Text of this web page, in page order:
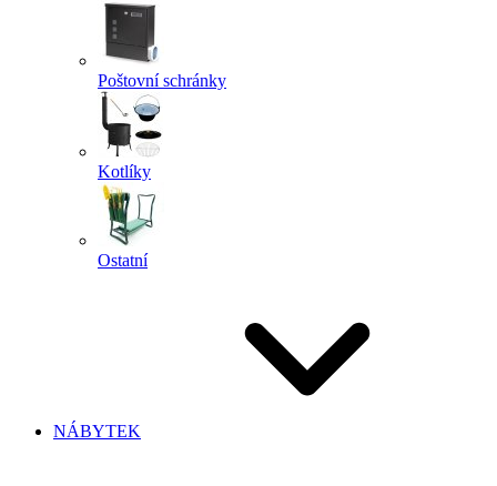
Poštovní schránky
Kotlíky
Ostatní
NÁBYTEK